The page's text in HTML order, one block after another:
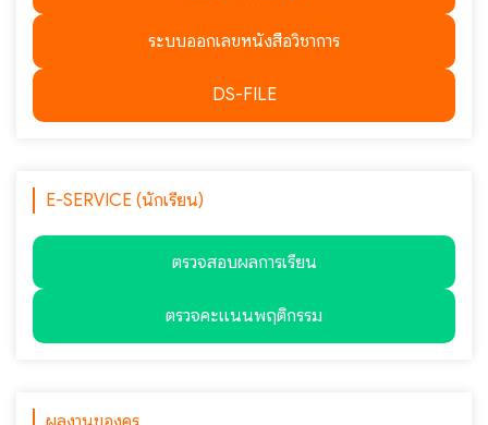
ระบบออกเลขหนังสือวิชาการ
DS-FILE
E-SERVICE (นักเรียน)
ตรวจสอบผลการเรียน
ตรวจคะแนนพฤติกรรม